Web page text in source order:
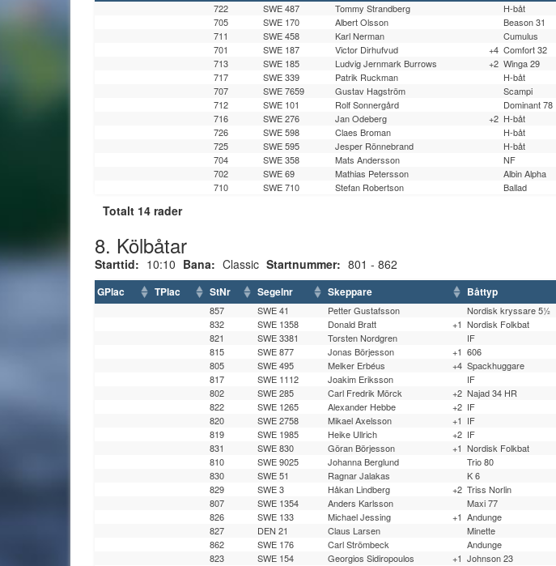
722 SWE 487 Tommy Strandberg H-båt
705
SWE 170 Albert Olsson Beason 31
711
SWE 458 Karl Nerman Cumulus
701
SWE 187 Victor Dirhufvud +4 Comfort 32
713
SWE 185 Ludvig Jernmark Burrows +2 Winga 29
717
SWE 339 Patrik Ruckman H-båt
707
SWE 7659 Gustav Hagström Scampi
712
SWE 101 Rolf Sonnergård Dominant 78
716
SWE 276 Jan Odeberg +2 H-båt
726
SWE 598 Claes Broman H-båt
725
SWE 595 Jesper Rönnebrand H-båt
704
SWE 358 Mats Andersson NF
702
SWE 69 Mathias Petersson Albin Alpha
710
SWE 710 Stefan Robertson Ballad
Totalt 14 rader
8. Kölbåtar
Starttid: 10:10 Bana: Classic Startnummer: 801 - 862
GPlac TPlac StNr Segelnr Skeppare Båttyp
857 SWE 41 Petter Gustafsson Nordisk kryssare 5½
832
SWE 1358 Donald Bratt +1 Nordisk Folkbat
821
SWE 3381 Torsten Nordgren IF
815
SWE 877 Jonas Börjesson +1 606
805
SWE 495 Melker Erbéus +4 Spackhuggare
817
SWE 1112 Joakim Eriksson IF
802
SWE 285 Carl Fredrik Mörck +2 Najad 34 HR
822
SWE 1265 Alexander Hebbe +2 IF
820
SWE 2758 Mikael Axelsson +1 IF
819
SWE 1985 Heike Ullrich +2 IF
831
SWE 830 Göran Börjesson +1 Nordisk Folkbat
810
SWE 9025 Johanna Berglund Trio 80
830
SWE 51 Ragnar Jalakas K 6
829
SWE 3 Håkan Lindberg +2 Triss Norlin
807
SWE 1354 Anders Karlsson Maxi 77
826
SWE 133 Michael Jessing +1 Andunge
827
DEN 21 Claus Larsen Minette
862
SWE 176 Carl Strömbeck Andunge
823
SWE 154 Georgios Sidiropoulos +1 Johnson 23